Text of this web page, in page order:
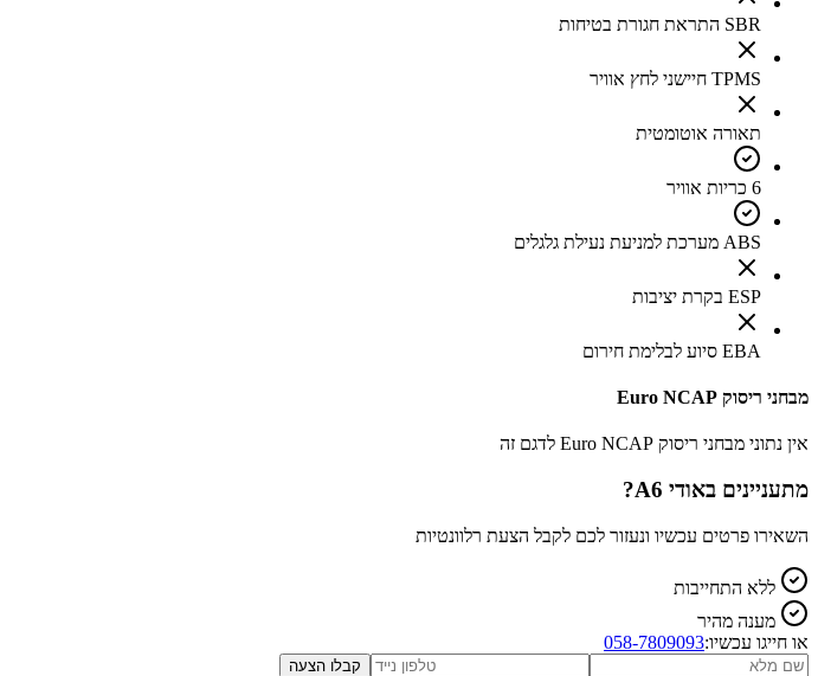
SBR התראת חגורת בטיחות
TPMS חיישני לחץ אוויר
תאורה אוטומטית
6 כריות אוויר
ABS מערכת למניעת נעילת גלגלים
ESP בקרת יציבות
EBA סיוע לבלימת חירום
מבחני ריסוק Euro NCAP
אין נתוני מבחני ריסוק Euro NCAP לדגם זה
מתעניינים באודי A6 ?
השאירו פרטים עכשיו ונעזור לכם לקבל הצעת רלוונטיות
ללא התחייבות
מענה מהיר
או חייגו עכשיו:058-7809093
קבלו הצעה